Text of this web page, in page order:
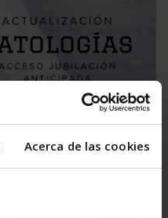
Acerca de las cookies